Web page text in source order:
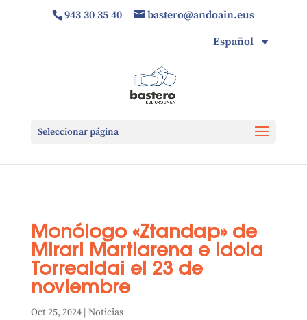
943 30 35 40
bastero@andoain.eus
Español
Seleccionar página
Monólogo «Ztandap» de
Mirari Martiarena e Idoia
Torrealdai el 23 de
noviembre
Oct 25, 2024| Noticias